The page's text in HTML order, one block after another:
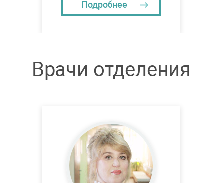
Подробнее
Врачи отделения